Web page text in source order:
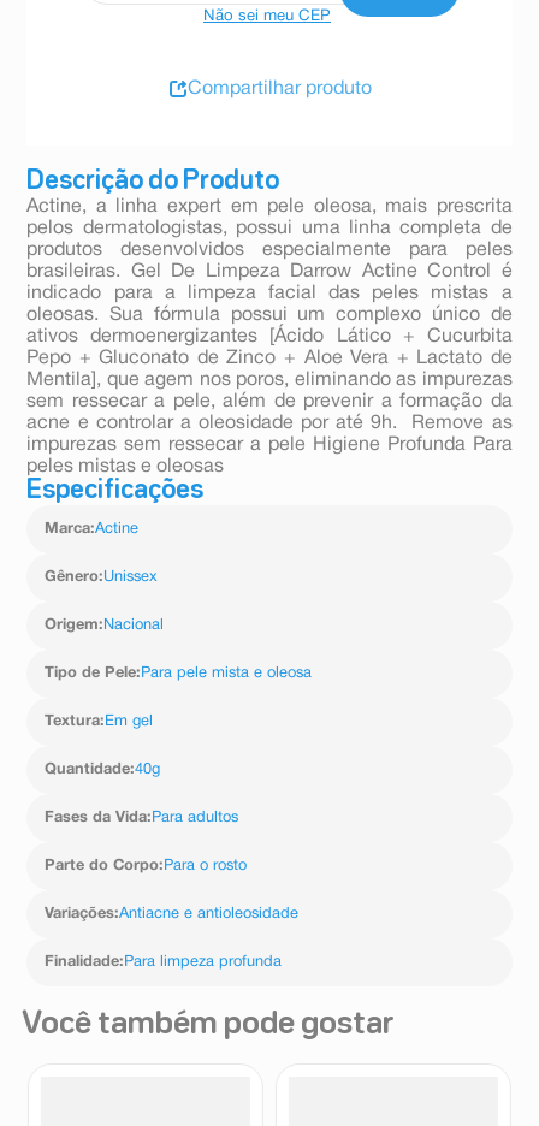
Descrição do Produto
Actine, a linha expert em pele oleosa, mais prescrita
pelos dermatologistas, possui uma linha completa de
produtos desenvolvidos especialmente para peles
brasileiras. Gel De Limpeza Darrow Actine Control é
indicado para a limpeza facial das peles mistas a
oleosas. Sua fórmula possui um complexo único de
ativos dermoenergizantes [Ácido Lático + Cucurbita
Pepo + Gluconato de Zinco + Aloe Vera + Lactato de
Mentila], que agem nos poros, eliminando as impurezas
sem ressecar a pele, além de prevenir a formação da
acne e controlar a oleosidade por até 9h. Remove as
impurezas sem ressecar a pele Higiene Profunda Para
peles mistas e oleosas
Especificações
Marca:Actine
Gênero:Unissex
Origem: Nacional
Tipo de Pele: Para pele mista e oleosa
Textura: Em gel
Quantidade:40g
Fases da Vida: Para adultos
Parte do Corpo: Para o rosto
Variações:Antiacne e antioleosidade
Finalidade: Para limpeza profunda
Não sei meu CEP
Compartilhar produto
Você também pode gostar